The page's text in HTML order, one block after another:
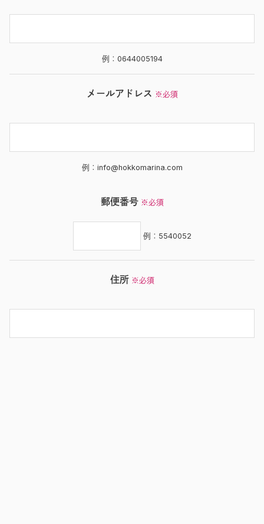
例：0644005194
メールアドレス ※必須
例：info@hokkomarina.com
郵便番号※必須
例：5540052
住所※必須